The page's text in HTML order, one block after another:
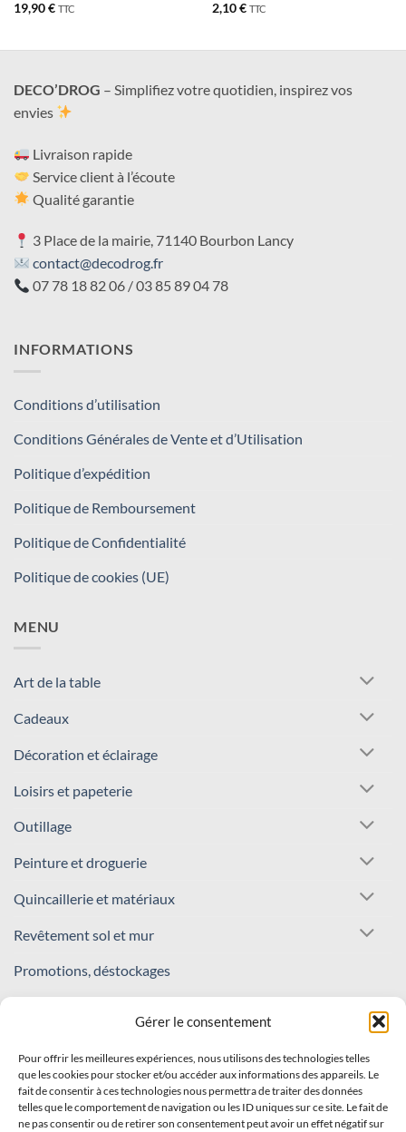
Gérer le consentement
Pour offrir les meilleures expériences, nous utilisons des technologies telles
que les cookies pour stocker et/ou accéder aux informations des appareils. Le
fait de consentir à ces technologies nous permettra de traiter des données
telles que le comportement de navigation ou les ID uniques sur ce site. Le fait de
ne pas consentir ou de retirer son consentement peut avoir un effet négatif sur
19,90€ TTC
2,10€ TTC
DECO’DROG – Simplifiez votre quotidien, inspirez vos
envies
Livraison rapide
Service client à l’écoute
Qualité garantie
3 Place de la mairie, 71140 Bourbon Lancy
contact@decodrog.fr
07 78 18 82 06 / 03 85 89 04 78
INFORMATIONS
Conditions d’utilisation
Conditions Générales de Vente et d’Utilisation
Politique d’expédition
Politique de Remboursement
Politique de Confidentialité
Politique de cookies (UE)
MENU
Art de la table
Cadeaux
Décoration et éclairage
Loisirs et papeterie
Outillage
Peinture et droguerie
Quincaillerie et matériaux
Revêtement sol et mur
Promotions, déstockages
REJOIGNEZ NOTRE COMMUNAUTÉ !
Inscrivez-vous à notre newsletter
Recevez nos offres et nouveautés en avant-première !